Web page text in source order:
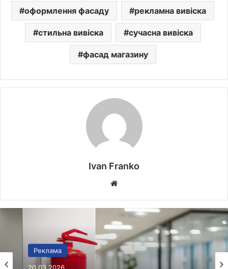
оформлення фасаду рекламна вивіска
стильна вивіска сучасна вивіска
фасад магазину
Ivan Franko
Реклама